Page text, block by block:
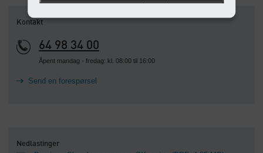
Kontakt
64 98 34 00
Åpent mandag - fredag: kl. 08:00 til 16:00
Send en forespørsel
Nedlastinger